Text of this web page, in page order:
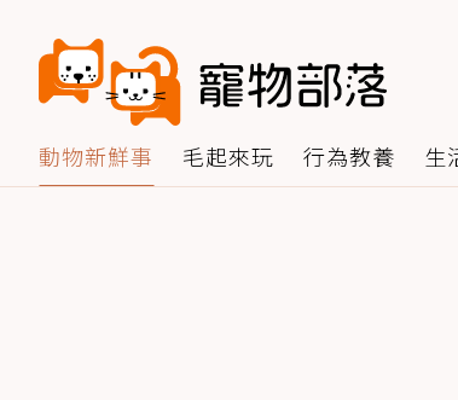
動物新鮮事 毛起來玩 行為教養 生